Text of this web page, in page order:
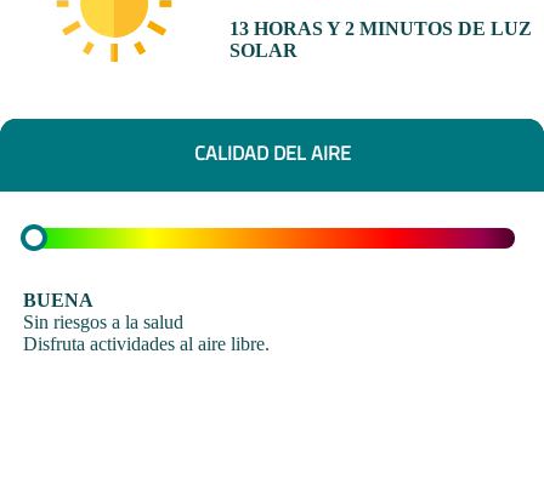
13 HORAS Y 2 MINUTOS DE LUZ
SOLAR
CALIDAD DEL AIRE
BUENA
Sin riesgos a la salud
Disfruta actividades al aire libre.